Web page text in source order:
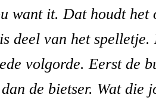
want it. Dat houdt het
deel van het spelletje.
volgorde. Eerst de
de bietser. Wat die